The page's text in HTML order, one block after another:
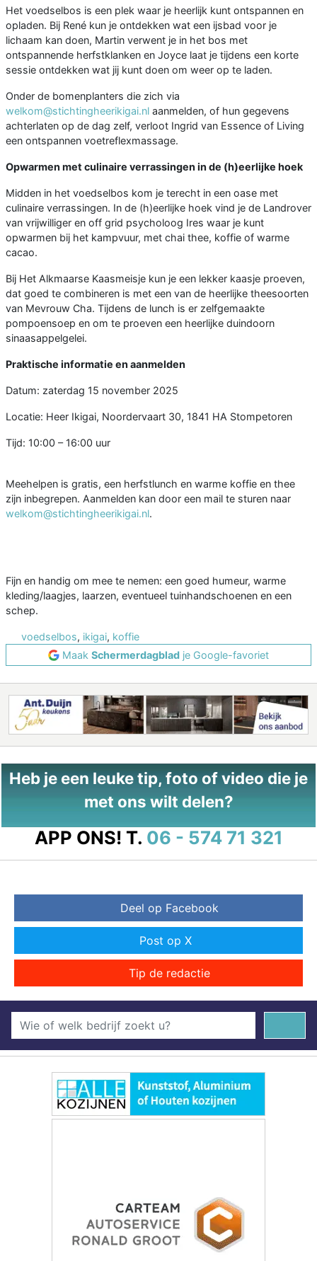
Het voedselbos is een plek waar je heerlijk kunt ontspannen en
opladen. Bij René kun je ontdekken wat een ijsbad voor je
lichaam kan doen, Martin verwent je in het bos met
ontspannende herfstklanken en Joyce laat je tijdens een korte
sessie ontdekken wat jij kunt doen om weer op te laden.
Onder de bomenplanters die zich via
welkom@stichtingheerikigai.nl aanmelden, of hun gegevens
achterlaten op de dag zelf, verloot Ingrid van Essence of Living
een ontspannen voetreflexmassage.
Opwarmen met culinaire verrassingen in de (h)eerlijke hoek
Midden in het voedselbos kom je terecht in een oase met
culinaire verrassingen. In de (h)eerlijke hoek vind je de Landrover
van vrijwilliger en off grid psycholoog Ires waar je kunt
opwarmen bij het kampvuur, met chai thee, koffie of warme
cacao.
Bij Het Alkmaarse Kaasmeisje kun je een lekker kaasje proeven,
dat goed te combineren is met een van de heerlijke theesoorten
van Mevrouw Cha. Tijdens de lunch is er zelfgemaakte
pompoensoep en om te proeven een heerlijke duindoorn
sinaasappelgelei.
Praktische informatie en aanmelden
Datum: zaterdag 15 november 2025
Locatie: Heer Ikigai, Noordervaart 30, 1841 HA Stompetoren
Tijd: 10:00 – 16:00 uur
Meehelpen is gratis, een herfstlunch en warme koffie en thee
zijn inbegrepen. Aanmelden kan door een mail te sturen naar
welkom@stichtingheerikigai.nl.
Fijn en handig om mee te nemen: een goed humeur, warme
kleding/laagjes, laarzen, eventueel tuinhandschoenen en een
schep.
voedselbos, ikigai, koffie
Maak Schermerdagblad je Google-favoriet
Heb je een leuke tip, foto of video die je
met ons wilt delen?
APP ONS! T. 06 - 574 71 321
Deel op Facebook
Post op X
Tip de redactie